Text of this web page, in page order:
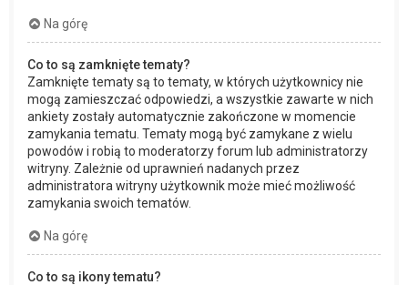
Na górę
Co to są zamknięte tematy?
Zamknięte tematy są to tematy, w których użytkownicy nie
mogą zamieszczać odpowiedzi, a wszystkie zawarte w nich
ankiety zostały automatycznie zakończone w momencie
zamykania tematu. Tematy mogą być zamykane z wielu
powodów i robią to moderatorzy forum lub administratorzy
witryny. Zależnie od uprawnień nadanych przez
administratora witryny użytkownik może mieć możliwość
zamykania swoich tematów.
Na górę
Co to są ikony tematu?